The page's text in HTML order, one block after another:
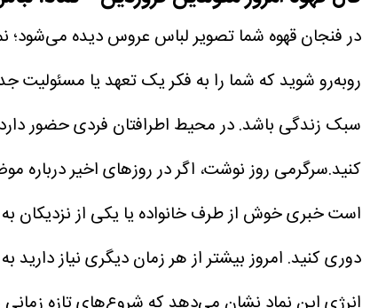
در فنجان قهوه شما تصویر لباس عروس دیده می‌شود؛
روبه‌رو شوید که شما را به فکر یک تعهد یا مسئولیت
سبک زندگی باشد. در محیط اطرافتان فردی حضور
کنید.سرگرمی روز نوشت، اگر در روزهای اخیر
است خبری خوش از طرف خانواده یا یکی از نزدیکان
دوری کنید. امروز بیشتر از هر زمان دیگری نیاز